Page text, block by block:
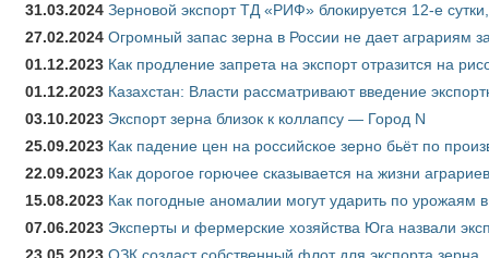
31.03.2024 Зерновой экспорт ТД «РИФ» блокируется 12-е
27.02.2024 Огромный запас зерна в России не дает аграриям
01.12.2023 Как продление запрета на экспорт отразится на
01.12.2023 Казахстан: Власти рассматривают введение
03.10.2023 Экспорт зерна близок к коллапсу — Город N
25.09.2023 Как падение цен на российское зерно бьёт по
22.09.2023 Как дорогое горючее сказывается на жизни аграриев
15.08.2023 Как погодные аномалии могут ударить по урожаям
07.06.2023 Эксперты и фермерские хозяйства Юга назвали